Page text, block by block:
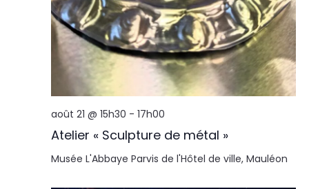
Atelier « Sculpture de métal »
août 21 @ 15h30 - 17h00
Musée L'Abbaye Parvis de l'Hôtel de ville, Mauléon